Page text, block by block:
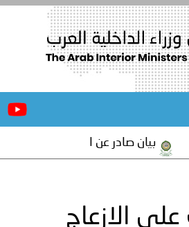
بيان صادر عن الأمانة العامة
الازعاج